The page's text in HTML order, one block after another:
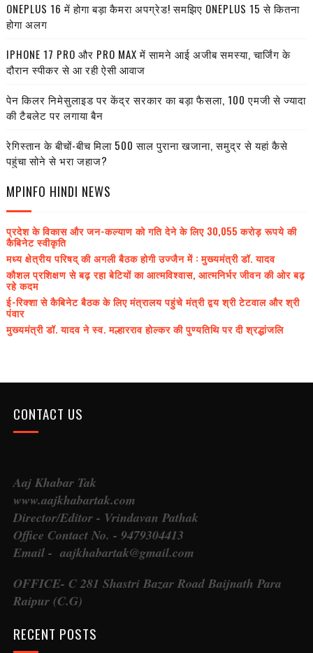
ONEPLUS 16 में होगा बड़ा कैमरा अपग्रेड! समझिए ONEPLUS 15 से कितना
होगा अलग
IPHONE 17 PRO और PRO MAX में सामने आई अजीब समस्या, चार्जिंग के
दौरान स्पीकर से आ रही ऐसी आवाज
पेन किलर निमेसुलाइड पर केंद्र सरकार का बड़ा फैसला, 100 एमजी से ज्यादा
की टैबलेट पर लगाया बैन
रेगिस्तान के बीचों-बीच मिला 500 साल पुराना खजाना, समुद्र से यहां कैसे
पहुंचा सोने से भरा जहाज?
MPINFO HINDI NEWS
प्रदेश के विकास और जन-कल्याण को गति देने के लिए 30,055 करोड़ रूपये की
कैबिनेट स्वीकृति
मध्य क्षेत्रीय परिषद् की अगली बैठक होगी उज्जैन में : मुख्यमंत्री डॉ. यादव
कौशल प्रशिक्षण से बढ़ रहा बेटियों का आत्मविश्वास, आत्मनिर्भर जीवन की ओर बढ़
रहे कदम
ई-रिक्शा से कैबिनेट बैठक के लिए मंत्रालय पहुंचे मंत्री द्वय श्री टेटवाल और श्री
पंवार
मुख्यमंत्री डॉ. यादव ने स्व. मल्हारराव होल्कर की पुण्यतिथि पर दी श्रद्धांजलि
CONTACT US
Aaj Khabar Tak
www.aajkhabartak.com
Director/Editor - Vrindavan Pathak
Office Contact No. - 9479304413
Email - aajkhabartak@gmail.com
OFFICE- C 281 Shastri Bazar Road Baijnath Para
Raipur (C.G)
RECENT POSTS